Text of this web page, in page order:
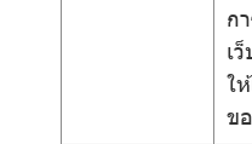
ก
เ
ใ
ข